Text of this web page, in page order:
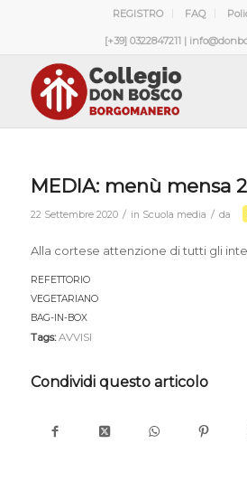
REGISTRO FAQ
[+39] 0322847211 |
MEDIA: menù mensa
22 Settembre 2020 / in Scuola media / da
Alla cortese attenzione di tutti gli
REFETTORIO
VEGETARIANO
BAG-IN-BOX
Tags: AVVISI
Condividi questo articolo